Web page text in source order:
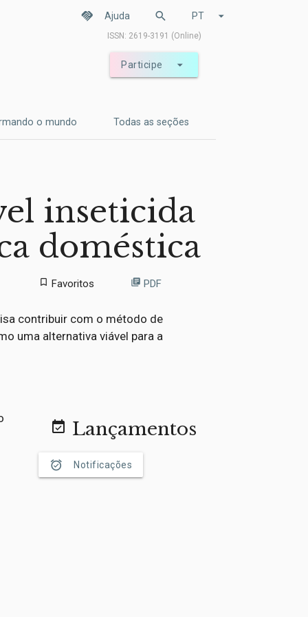
handshake Ajuda search arrow_drop_down
PT
ISSN: 2619-3191 (Online)
arrow_drop_down
Participe
o mundo Todas as seções
inseticida
doméstica
bookmark_border Favoritos library_books PDF
contribuir com o método de
uma alternativa viável para a
event_available Lançamentos
alarm_on Notificações